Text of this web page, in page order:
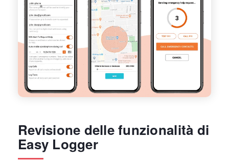
Revisione delle funzionalità di
Easy Logger